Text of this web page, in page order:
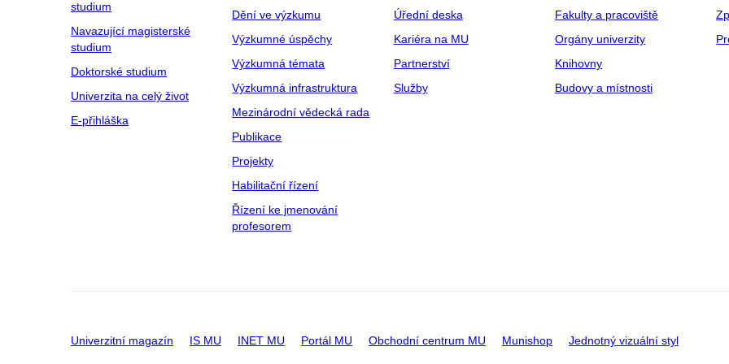
studium
Navazující magisterské
studium
Doktorské studium
Univerzita na celý život
E-přihláška
Dění ve výzkumu
Výzkumné úspěchy
Výzkumná témata
Výzkumná infrastruktura
Mezinárodní vědecká rada
Publikace
Projekty
Habilitační řízení
Řízení ke jmenování
profesorem
Úřední deska
Kariéra na MU
Partnerství
Služby
Fakulty a pracoviště
Orgány univerzity
Knihovny
Budovy a místnosti
Univerzitní magazín IS MU INET MU Portál MU Obchodní centrum MU Munishop Jednotný vizuální styl